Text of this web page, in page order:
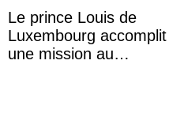
Le prince Louis de
Luxembourg accomplit
une mission au